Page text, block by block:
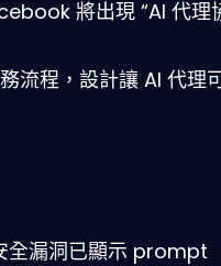
將出現 “AI 代理
流程，設計讓 AI 代理
全漏洞已顯示 prompt